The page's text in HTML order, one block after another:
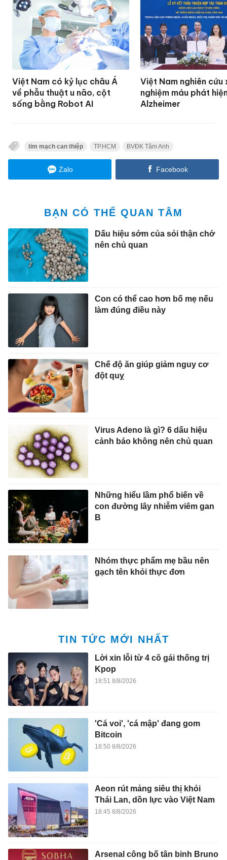
Việt Nam có kỷ lục châu Á
về phẫu thuật u não, cột
sống bằng Robot AI
Việt Nam nghiên cứu
nghiệm máu phát
Alzheimer
tim mạch can thiệp TP.HCM BVĐK Tâm Anh
Zalo Facebook
BẠN CÓ THỂ QUAN TÂM
Dấu hiệu sớm của sỏi thận chớ
nên chủ quan
Con có thể cao hơn bố mẹ nếu
làm đúng điều này
Chế độ ăn giúp giảm nguy cơ
đột quỵ
Virus Adeno là gì? 6 dấu hiệu
cảnh báo không nên chủ quan
Những hiểu lầm phổ biến về
con đường lây nhiễm viêm gan
B
Nhóm thực phẩm mẹ bầu nên
gạch tên khỏi thực đơn
TIN TỨC MỚI NHẤT
Lời xin lỗi từ 4 cô gái thống trị
Kpop
18:51 8/8/2026
'Cá voi', 'cá mập' đang gom
Bitcoin
18:50 8/8/2026
Aeon rút mảng siêu thị khỏi
Thái Lan, dồn lực vào Việt Nam
18:45 8/8/2026
Arsenal công bố tân binh Bruno